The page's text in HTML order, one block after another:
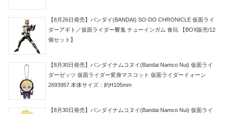
【8月26日発売】バンダイ(BANDAI) SO-DO CHRONICLE 仮面ライ
ダーアギト／仮面ライダー響鬼 チューインガム 食玩 【BOX販売/12
個セット】
【8月30日発売】バンダイナムコヌイ(Bandai Namco Nui) 仮面ライ
ダーゼッツ 仮面ライダー変身マスコット 仮面ライダードォーン
2693957 本体サイズ：約H105mm
【8月30日発売】バンダイナムコヌイ(Bandai Namco Nui) 仮面ライ